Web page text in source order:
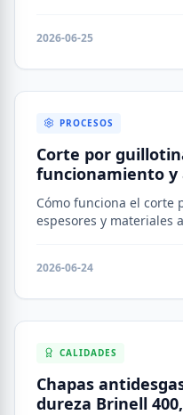
2026-06-25
PROCESOS
Corte por
funcionamiento y
Cómo funciona el
espesores y materiales
2026-06-24
CALIDADES
Chapas
dureza Brinell